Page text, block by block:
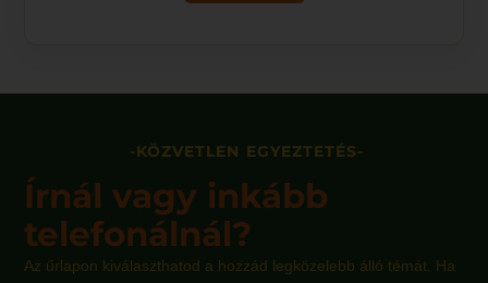
-KÖZVETLEN EGYEZTETÉS-
Írnál vagy inkább
telefonálnál?
Az űrlapon kiválaszthatod a hozzád legközelebb álló témát. Ha